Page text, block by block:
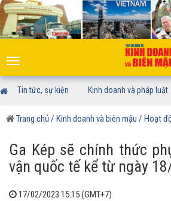
Toggle
navigation
Tin tức, sự kiện Kinh doanh và pháp luật
Trang chủ/ Kinh doanh và biên mậu / Hoạt
Ga Kép sẽ chính thức
vận quốc tế kể từ ngày
17/02/2023 15:15 (GMT+7)